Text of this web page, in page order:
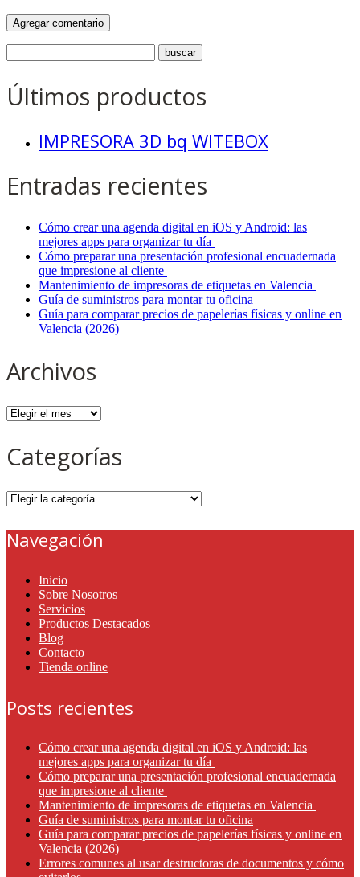
Últimos productos
IMPRESORA 3D bq WITEBOX
Entradas recientes
Cómo crear una agenda digital en iOS y Android: las
mejores apps para organizar tu día
Cómo preparar una presentación profesional encuadernada
que impresione al cliente
Mantenimiento de impresoras de etiquetas en Valencia
Guía de suministros para montar tu oficina
Guía para comparar precios de papelerías físicas y online en
Valencia (2026)
Archivos
Archivos
Categorías
Categorías
Navegación
Inicio
Sobre Nosotros
Servicios
Productos Destacados
Blog
Contacto
Tienda online
Posts recientes
Cómo crear una agenda digital en iOS y Android: las
mejores apps para organizar tu día
Cómo preparar una presentación profesional encuadernada
que impresione al cliente
Mantenimiento de impresoras de etiquetas en Valencia
Guía de suministros para montar tu oficina
Guía para comparar precios de papelerías físicas y online en
Valencia (2026)
Errores comunes al usar destructoras de documentos y cómo